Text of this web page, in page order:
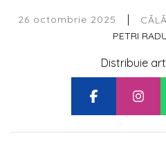
26 octombrie 2025 |
PETRI
Distribuie